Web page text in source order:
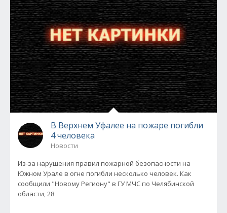
В Верхнем Уфалее на пожаре погибли
4 человека
Новости
Из-за нарушения правил пожарной безопасности на
Южном Урале в огне погибли несколько человек. Как
сообщили "Новому Региону" в ГУ МЧС по Челябинской
области, 28